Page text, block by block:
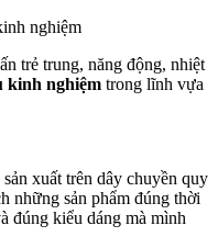
trẻ trung, năng động, nhiệt
kinh nghiệm trong lĩnh vựa
sản xuất trên dây chuyền quy
những sản phẩm đúng thời
đúng kiểu dáng mà mình